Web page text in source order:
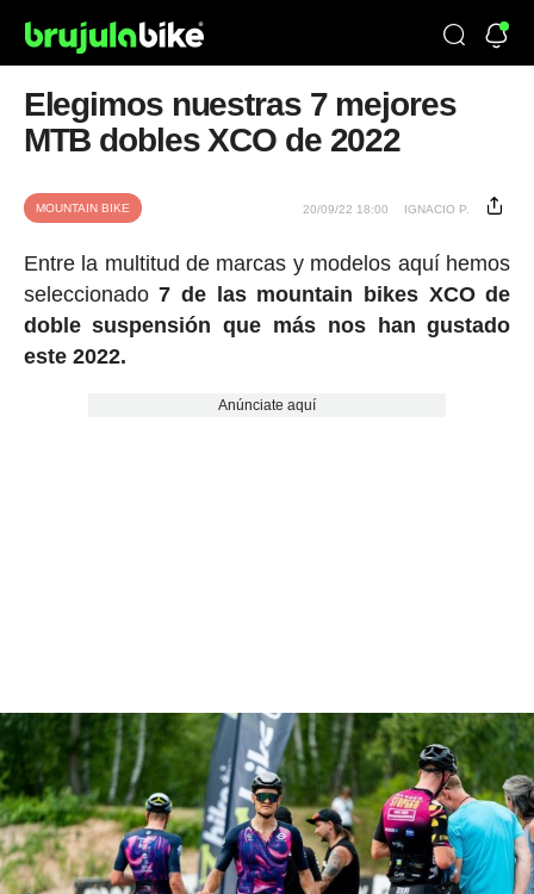
Elegimos nuestras 7 mejores
MTB dobles XCO de 2022
MOUNTAIN BIKE 20/09/22 18:00 IGNACIO P.
Entre la multitud de marcas y modelos aquí hemos
seleccionado7 de las mountain bikes XCO de
doble suspensión que más nos han gustado
este 2022.
Anúnciate aquí